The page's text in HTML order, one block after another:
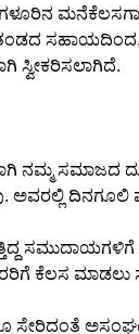
ಸ್ವೀಕರಿಸಲಾಗಿದೆ.
ನಮ್ಮ
ದಿನಗೂಲಿ
ಕೆಲಸ
ಸೇರಿದಂತೆ